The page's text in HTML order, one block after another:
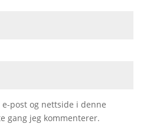
post og nettside i denne
gang jeg kommenterer.